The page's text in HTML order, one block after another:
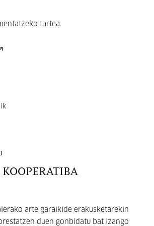
tartea.
arte garaikide erakusketarekin
duen gonbidatu bat izango